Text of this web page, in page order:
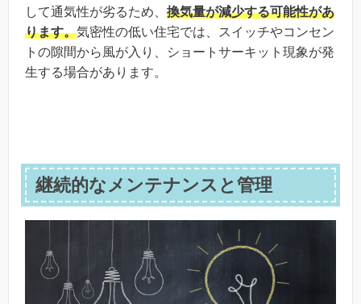
して通気性が劣るため、 換気量が減少する可能性があ
ります。気密性の低い住宅では、スイッチやコンセン
トの隙間から風が入り、ショートサーキット現象が発
生する場合があります。
継続的なメンテナンスと管理